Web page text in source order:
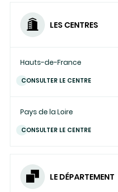
LES CENTRES
Hauts-de-France
CONSULTER LE CENTRE
Pays de la Loire
CONSULTER LE CENTRE
LE DÉPARTEMENT